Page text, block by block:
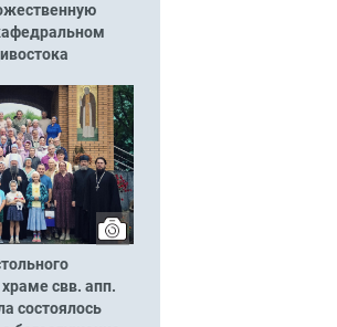
свв. апп.
состоялось